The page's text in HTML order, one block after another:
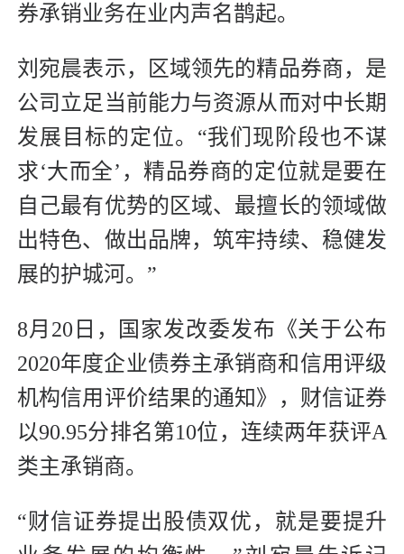
券承销业务在业内声名鹊起。
刘宛晨表示，区域领先的精品券商，是
公司立足当前能力与资源从而对中长期
发展目标的定位。“我们现阶段也不谋
求‘大而全’，精品券商的定位就是要在
自己最有优势的区域、最擅长的领域做
出特色、做出品牌，筑牢持续、稳健发
展的护城河。”
8月20日，国家发改委发布《关于公布
2020年度企业债券主承销商和信用评级
机构信用评价结果的通知》，财信证券
以90.95分排名第10位，连续两年获评A
类主承销商。
“财信证券提出股债双优，就是要提升